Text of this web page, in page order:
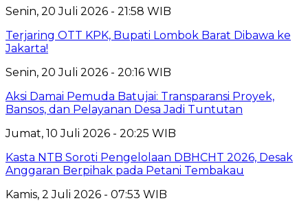
Senin, 20 Juli 2026 - 21:58 WIB
Terjaring OTT KPK, Bupati Lombok Barat Dibawa ke
Jakarta!
Senin, 20 Juli 2026 - 20:16 WIB
Aksi Damai Pemuda Batujai: Transparansi Proyek,
Bansos, dan Pelayanan Desa Jadi Tuntutan
Jumat, 10 Juli 2026 - 20:25 WIB
Kasta NTB Soroti Pengelolaan DBHCHT 2026, Desak
Anggaran Berpihak pada Petani Tembakau
Kamis, 2 Juli 2026 - 07:53 WIB